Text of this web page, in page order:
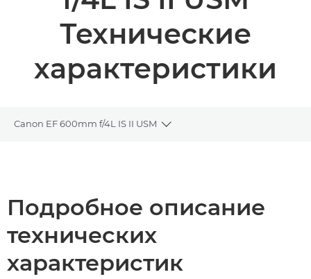
Технические
характеристики
Canon EF 600mm f/4L IS II USM
Toggle breadcrumbs
Подробное описание
технических
характеристик